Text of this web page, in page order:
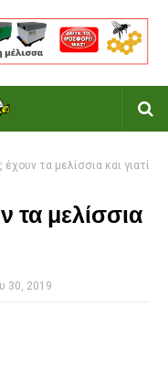
τα μελίσσια και γιατί
τα μελίσσια
30, 2019